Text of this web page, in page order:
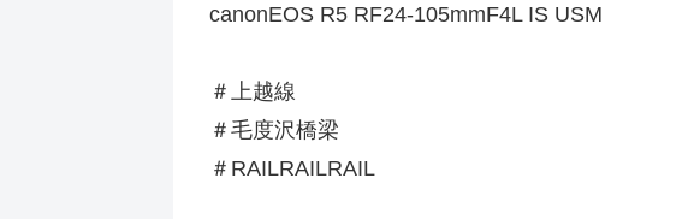
canonEOS R5 RF24-105mmF4L IS USM
＃上越線
＃毛度沢橋梁
＃RAILRAILRAIL